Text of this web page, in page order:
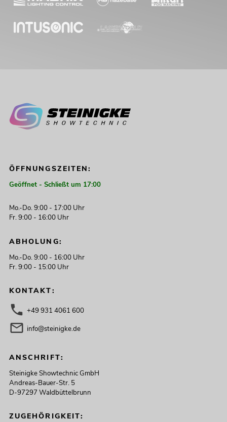
ÖFFNUNGSZEITEN:
Geöffnet - Schließt um 17:00
Mo.-Do. 9:00 - 17:00 Uhr
Fr. 9:00 - 16:00 Uhr
ABHOLUNG:
Mo.-Do. 9:00 - 16:00 Uhr
Fr. 9:00 - 15:00 Uhr
KONTAKT:
+49 931 4061 600
info@steinigke.de
ANSCHRIFT:
Steinigke Showtechnic GmbH
Andreas-Bauer-Str. 5
D-97297 Waldbüttelbrunn
ZUGEHÖRIGKEIT: